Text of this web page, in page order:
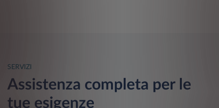
SERVIZI
Assistenza completa per le
tue esigenze